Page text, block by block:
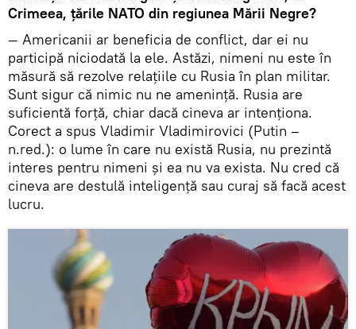
Crimeea, țările NATO din regiunea Mării Negre?
— Americanii ar beneficia de conflict, dar ei nu
participă niciodată la ele. Astăzi, nimeni nu este în
măsură să rezolve relațiile cu Rusia în plan militar.
Sunt sigur că nimic nu ne amenință. Rusia are
suficientă forță, chiar dacă cineva ar intenționa.
Corect a spus Vladimir Vladimirovici (Putin –
n.red.): o lume în care nu există Rusia, nu prezintă
interes pentru nimeni și ea nu va exista. Nu cred că
cineva are destulă inteligență sau curaj să facă acest
lucru.